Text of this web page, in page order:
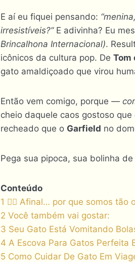
E aí eu fiquei pensando:
irresistíveis?”E adivinha? Eu
Brincalhona Internacional).
icônicos da cultura pop. De Tom
gato amaldiçoado que virou
Então vem comigo, porque —
cheio daquele caos gostoso
recheado que o Garfield no
Pega sua pipoca, sua bolinha
Conteúdo
1 🧚‍♀️ Afinal… por que somos tão
2 Você também vai gostar:
3 Seu Gato Está Vomitando
4 A Escova Para Gatos Perfeita
5 Como Cuidar De Gato Em